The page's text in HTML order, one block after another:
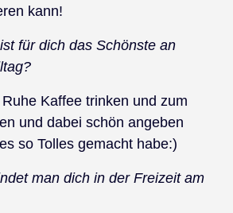
kann!
für dich das Schönste an
Kaffee trinken und zum
und dabei schön angeben
so Tolles gemacht habe:)
man dich in der Freizeit am